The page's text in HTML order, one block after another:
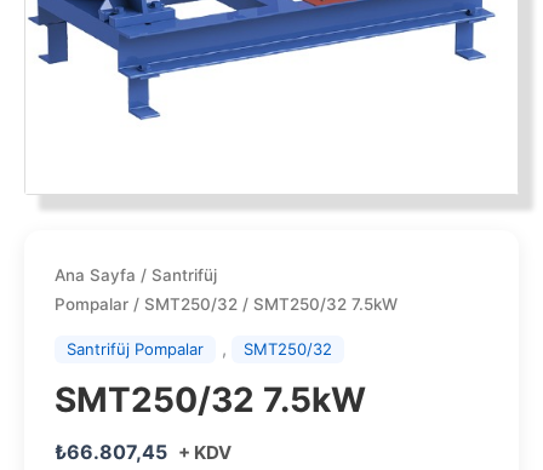
Ana Sayfa / Santrifüj
Pompalar / SMT250/32 / SMT250/32 7.5kW
Santrifüj Pompalar , SMT250/32
SMT250/32 7.5kW
₺66.807,45 + KDV